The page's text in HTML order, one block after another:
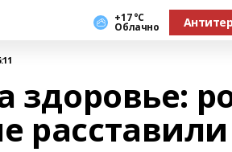
+17 °С
Облачно
здоровье: